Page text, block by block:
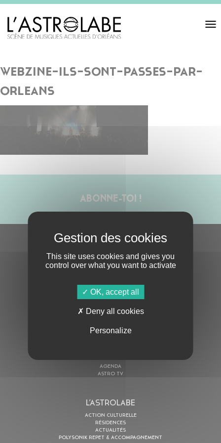
Toggle
webzine-ils-sont-passes-par-
orleans
ABONNE-TOI !
AGENDA
ASTRO TV
L’ASTROLABE
ACTION CULTURELLE
RÉSIDENCES
ACTUALITÉS
POLYSONIK REPET & ACCOMPAGNEMENT
This site uses cookies and gives you
control over what you want to activate
OK, accept all
Deny all cookies
Personalize